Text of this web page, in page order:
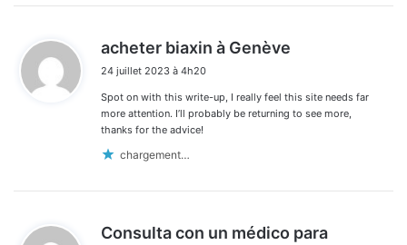
acheter biaxin à Genève
:
24 juillet 2023 à 4h20
Spot on with this write-up, I really feel this site needs far
more attention. I’ll probably be returning to see more,
thanks for the advice!
chargement…
Consulta con un médico para